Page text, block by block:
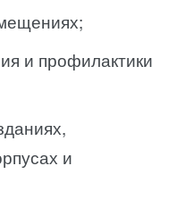
и профилактики
и